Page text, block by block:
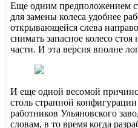
Еще одним предположением
для замены колеса удобнее
открывающейся слева
снимать запасное колесо
части. И эта версия вполне
И еще одной весомой
столь странной конфигурации
работников Ульяновского
словам, в то время когда